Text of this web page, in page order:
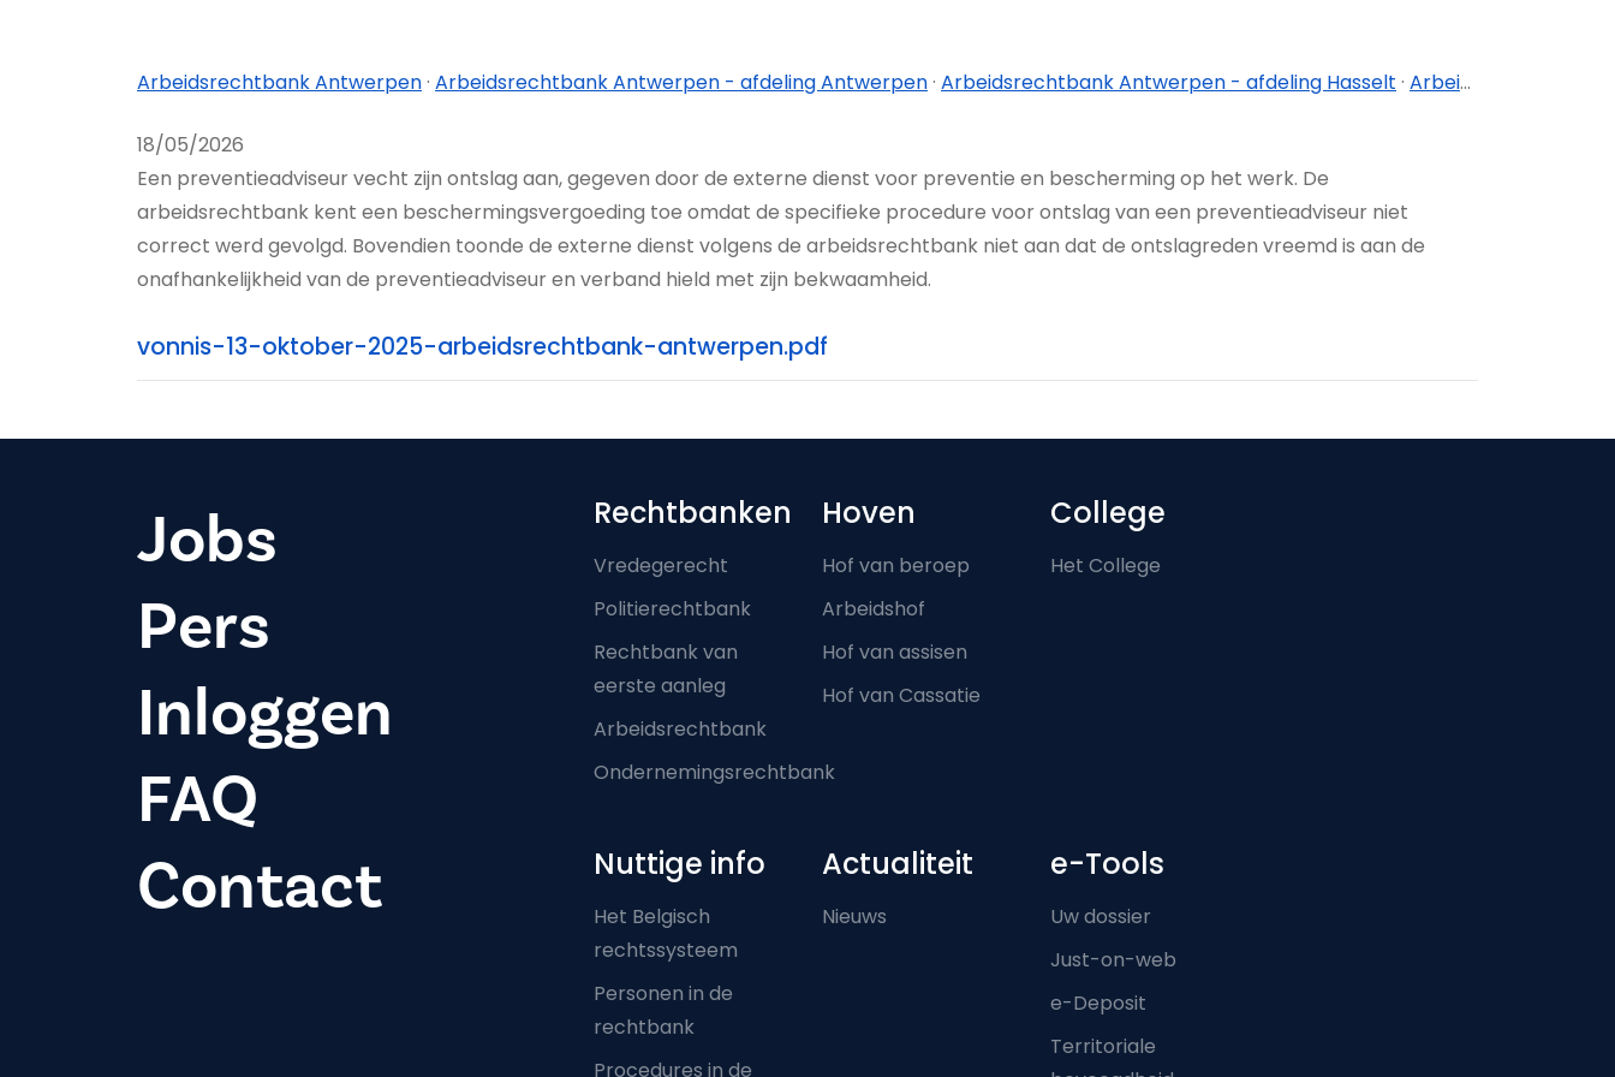
Arbeidsrechtbank Antwerpen· Arbeidsrechtbank Antwerpen - afdeling Antwerpen· Arbeidsrechtbank Antwerpen - afdeling Hasselt · Arbeidsrechtbank Antwerpen - afdeling Mechelen
18/05/2026
Een preventieadviseur vecht zijn ontslag aan, gegeven door de externe dienst voor preventie en bescherming op het werk. De
arbeidsrechtbank kent een beschermingsvergoeding toe omdat de specifieke procedure voor ontslag van een preventieadviseur niet
correct werd gevolgd. Bovendien toonde de externe dienst volgens de arbeidsrechtbank niet aan dat de ontslagreden vreemd is aan de
onafhankelijkheid van de preventieadviseur en verband hield met zijn bekwaamheid.
vonnis-13-oktober-2025-arbeidsrechtbank-antwerpen.pdf
Jobs
Pers
Inloggen
FAQ
Contact
Footer-menu
Rechtbanken
Vredegerecht
Politierechtbank
Rechtbank van
eerste aanleg
Arbeidsrechtbank
Ondernemingsrechtbank
Hoven
Hof van beroep
Arbeidshof
Hof van assisen
Hof van Cassatie
College
Het College
Nuttige info
Het Belgisch
rechtssysteem
Personen in de
rechtbank
Procedures in de
Actualiteit
Nieuws
e-Tools
Uw dossier
Just-on-web
e-Deposit
Territoriale